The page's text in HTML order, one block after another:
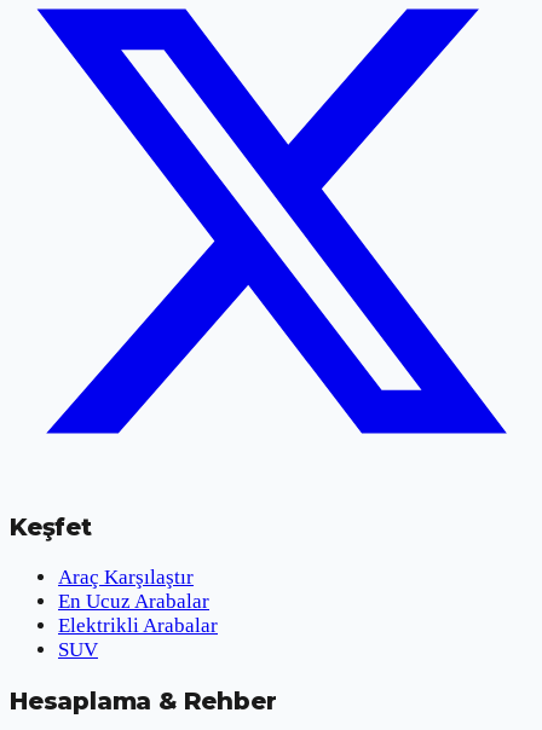
Keşfet
Araç Karşılaştır
En Ucuz Arabalar
Elektrikli Arabalar
SUV
Hesaplama & Rehber